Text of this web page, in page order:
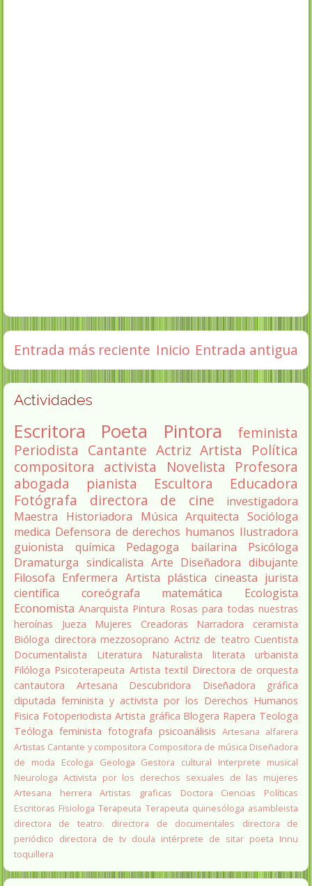
Entrada más reciente Entrada antigua
Inicio
Actividades
Escritora Poeta Pintora
feminista
Periodista Cantante Actriz Artista
Política
compositora activista Novelista
Profesora
abogada
pianista Escultora
Educadora
Fotógrafa
directora de cine
investigadora
Maestra
Historiadora Música Arquitecta Socióloga
medica Defensora de derechos humanos Ilustradora
guionista
química Pedagoga bailarina
Psicóloga
Dramaturga sindicalista Arte Diseñadora dibujante
Filosofa Enfermera Artista plástica cineasta jurista
científica
coreógrafa matemática
Ecologista
Economista Anarquista Pintura Rosas para todas nuestras
heroínas
Jueza Mujeres Creadoras Narradora
ceramista
Bióloga directora mezzosoprano Actriz de teatro Cuentista
Documentalista
Literatura Naturalista literata
urbanista
Filóloga Psicoterapeuta Artista textil Directora de orquesta
cantautora
Artesana Descubridora
Diseñadora gráfica
diputada feminista y activista por los Derechos Humanos
Fisica Fotoperiodista Artista gráfica Blogera Rapera Teologa
Teóloga feminista fotografa psicoanálisis Artesana alfarera
Artistas Cantante y compositora Compositora de música Diseñadora
de moda
Ecologa Geologa Gestora cultural
Interprete musical
Neurologa Activista por los derechos sexuales de las mujeres
Artesana herrera
Artistas graficas
Doctora Ciencias Políticas
Escritoras Fisiologa Terapeuta Terapeuta quinesóloga asambleista
directora de teatro.
directora de documentales
directora de
periódico directora de tv doula intérprete de sitar poeta Innu
toquillera